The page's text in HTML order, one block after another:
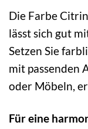
Die Farbe
lässt sich gut
Setzen Sie
mit passenden
oder Möbeln,
Für eine